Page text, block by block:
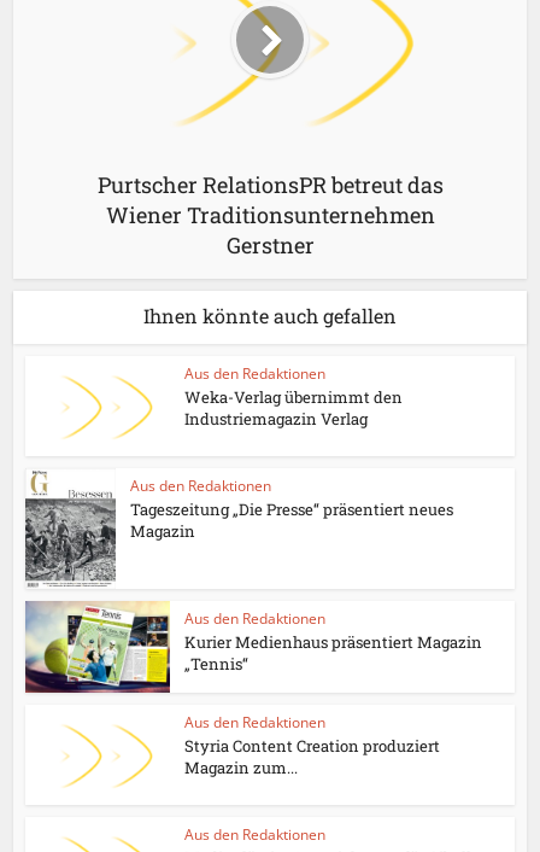
Purtscher RelationsPR betreut das
Wiener Traditionsunternehmen
Gerstner
Ihnen könnte auch gefallen
Aus den Redaktionen
Weka-Verlag übernimmt den
Industriemagazin Verlag
Aus den Redaktionen
Tageszeitung „Die Presse“ präsentiert neues
Magazin
Aus den Redaktionen
Kurier Medienhaus präsentiert Magazin
„Tennis“
Aus den Redaktionen
Styria Content Creation produziert
Magazin zum...
Aus den Redaktionen